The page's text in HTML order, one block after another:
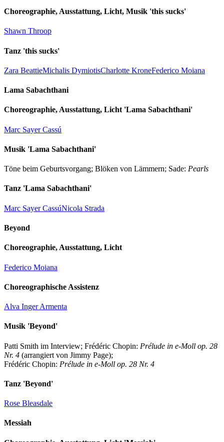
Choreographie, Ausstattung, Licht, Musik 'this sucks'
Shawn Throop
Tanz 'this sucks'
Zara BeattieMichalis DymiotisCharlotte KroneFederico Moiana
Lama Sabachthani
Choreographie, Ausstattung, Licht 'Lama Sabachthani'
Marc Sayer Cassú
Musik 'Lama Sabachthani'
Töne beim Geburtsvorgang; Blöken von Lämmern; Sade: Pearls
Tanz 'Lama Sabachthani'
Marc Sayer CassúNicola Strada
Beyond
Choreographie, Ausstattung, Licht
Federico Moiana
Choreographische Assistenz
Alva Inger Armenta
Musik 'Beyond'
Patti Smith im Interview; Frédéric Chopin: Prélude in e-Moll op. 28
Nr. 4 (arrangiert von Jimmy Page);
Frédéric Chopin: Prélude in e-Moll op. 28 Nr. 4
Tanz 'Beyond'
Rose Bleasdale
Messiah